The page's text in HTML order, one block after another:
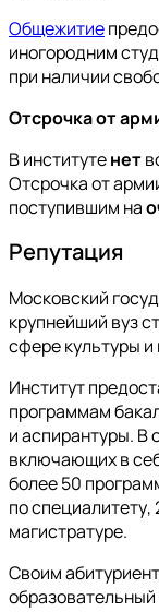
Общежитие
иногородним
при наличии
Отсрочка от
В институтенет
Отсрочка от
поступившим на
Репутация
Московский
крупнейший вуз
сфере культуры и
Институт
программам
и аспирантуры. В
включающих в
более 50
по
магистратуре.
Своим
образовательный